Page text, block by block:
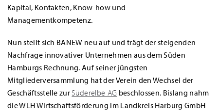
Kapital, Kontakten, Know-how und
Managementkompetenz.
Nun stellt sich BANEW neu auf und trägt der steigenden
Nachfrage innovativer Unternehmen aus dem Süden
Hamburgs Rechnung. Auf seiner jüngsten
Mitgliederversammlung hat der Verein den Wechsel der
Geschäftsstelle zurSüderelbe AG beschlossen. Bislang nahm
die WLH Wirtschaftsförderung im Landkreis Harburg GmbH